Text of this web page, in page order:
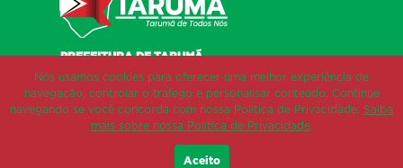
PREFEITURA DE TARUMÃ
RUA AROEIRA, 482
VILA DAS ÁRVORES
19820-000 - TARUMÃ - SP
FONE/FAX (18) 3373-4700
Nós usamos cookies para oferecer uma melhor experiência de
navegação, controlar o tráfego e personalisar conteúdo. Continue
navegando se você concorda com nossa Política de Privacidade. Saiba
mais sobre nossa Política de Privacidade.
Aceito